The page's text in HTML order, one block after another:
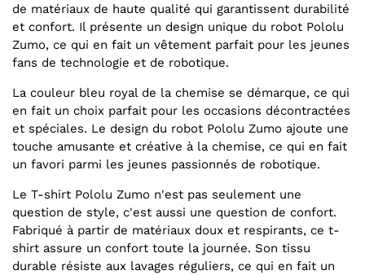
de matériaux de haute qualité qui garantissent durabilité
et confort. Il présente un design unique du robot Pololu
Zumo, ce qui en fait un vêtement parfait pour les jeunes
fans de technologie et de robotique.
La couleur bleu royal de la chemise se démarque, ce qui
en fait un choix parfait pour les occasions décontractées
et spéciales. Le design du robot Pololu Zumo ajoute une
touche amusante et créative à la chemise, ce qui en fait
un favori parmi les jeunes passionnés de robotique.
Le T-shirt Pololu Zumo n'est pas seulement une
question de style, c'est aussi une question de confort.
Fabriqué à partir de matériaux doux et respirants, ce t-
shirt assure un confort toute la journée. Son tissu
durable résiste aux lavages réguliers, ce qui en fait un